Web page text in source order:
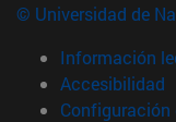
© Universidad de
Información
Accesibilidad
Configuración